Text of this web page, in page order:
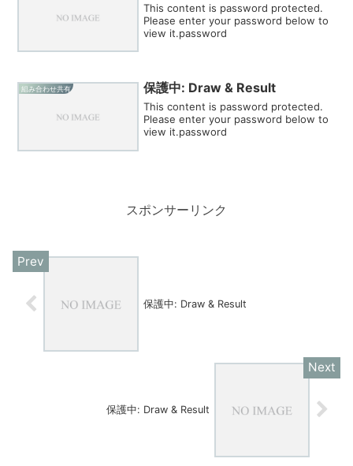
This content is password protected.
Please enter your password below to
view it.password
組み合わせ共有 保護中: Draw & Result
This content is password protected.
Please enter your password below to
view it.password
スポンサーリンク
保護中: Draw & Result
保護中: Draw & Result